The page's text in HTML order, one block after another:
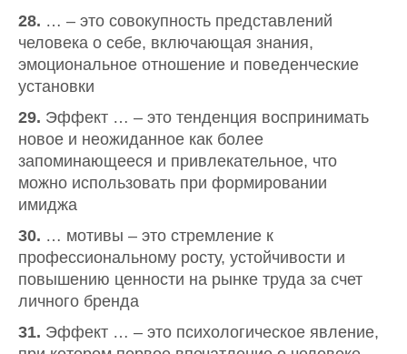
28. … – это совокупность представлений
человека о себе, включающая знания,
эмоциональное отношение и поведенческие
установки
29. Эффект … – это тенденция воспринимать
новое и неожиданное как более
запоминающееся и привлекательное, что
можно использовать при формировании
имиджа
30. … мотивы – это стремление к
профессиональному росту, устойчивости и
повышению ценности на рынке труда за счет
личного бренда
31. Эффект … – это психологическое явление,